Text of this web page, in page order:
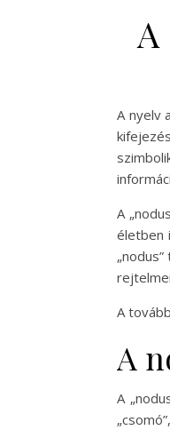
A nyelv
A
életben
A
A
A